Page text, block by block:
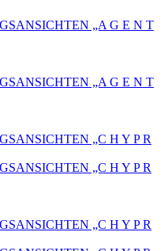
„A G E N T
„A G E N T
„C H Y P R
„C H Y P R
„C H Y P R